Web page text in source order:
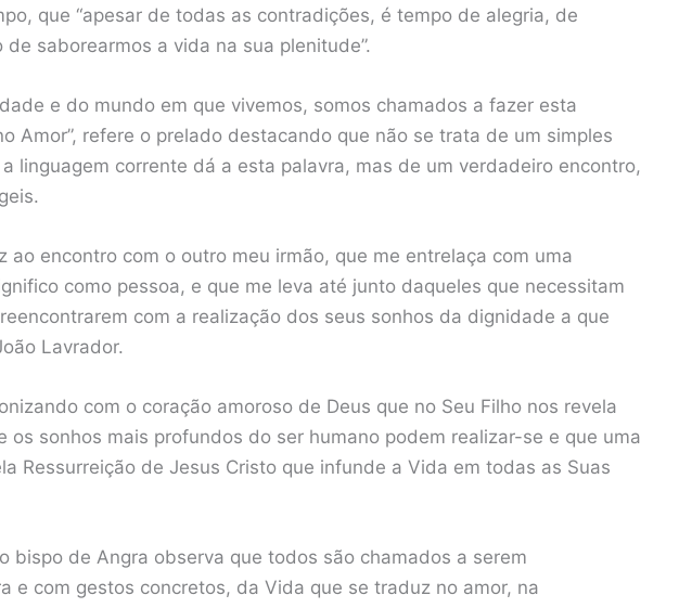
que “apesar de todas as contradições, é tempo de alegria, de
saborearmos a vida na sua plenitude”.
e do mundo em que vivemos, somos chamados a fazer esta
Amor”, refere o prelado destacando que não se trata de um simples
a linguagem corrente dá a esta palavra, mas de um verdadeiro encontro,
ao encontro com o outro meu irmão, que me entrelaça com uma
como pessoa, e que me leva até junto daqueles que necessitam
com a realização dos seus sonhos da dignidade a que
Lavrador.
com o coração amoroso de Deus que no Seu Filho nos revela
os sonhos mais profundos do ser humano podem realizar-se e que uma
Ressurreição de Jesus Cristo que infunde a Vida em todas as Suas
bispo de Angra observa que todos são chamados a serem
e com gestos concretos, da Vida que se traduz no amor, na